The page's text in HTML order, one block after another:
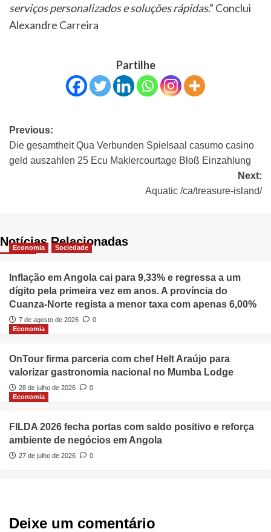
serviços personalizados e soluções rápidas.” Conclui
Alexandre Carreira
Partilhe
Previous:
Die gesamtheit Qua Verbunden Spielsaal casumo casino
geld auszahlen 25 Ecu Maklercourtage Bloß Einzahlung
Next:
Aquatic /ca/treasure-island/
Notícias Relacionadas
Economia Sociedade
Inflação em Angola cai para 9,33% e regressa a um
dígito pela primeira vez em anos. A província do
Cuanza-Norte regista a menor taxa com apenas 6,00%
7 de agosto de 2026
0
Economia
OnTour firma parceria com chef Helt Araújo para
valorizar gastronomia nacional no Mumba Lodge
28 de julho de 2026
0
Economia
FILDA 2026 fecha portas com saldo positivo e reforça
ambiente de negócios em Angola
27 de julho de 2026 0
Deixe um comentário